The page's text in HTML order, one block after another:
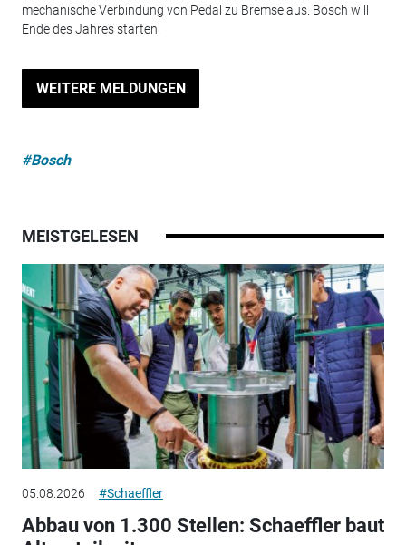
mechanische Verbindung von Pedal zu Bremse aus. Bosch will
Ende des Jahres starten.
WEITERE MELDUNGEN
#Bosch
MEISTGELESEN
05.08.2026 #Schaeffler
Abbau von 1.300 Stellen: Schaeffler baut